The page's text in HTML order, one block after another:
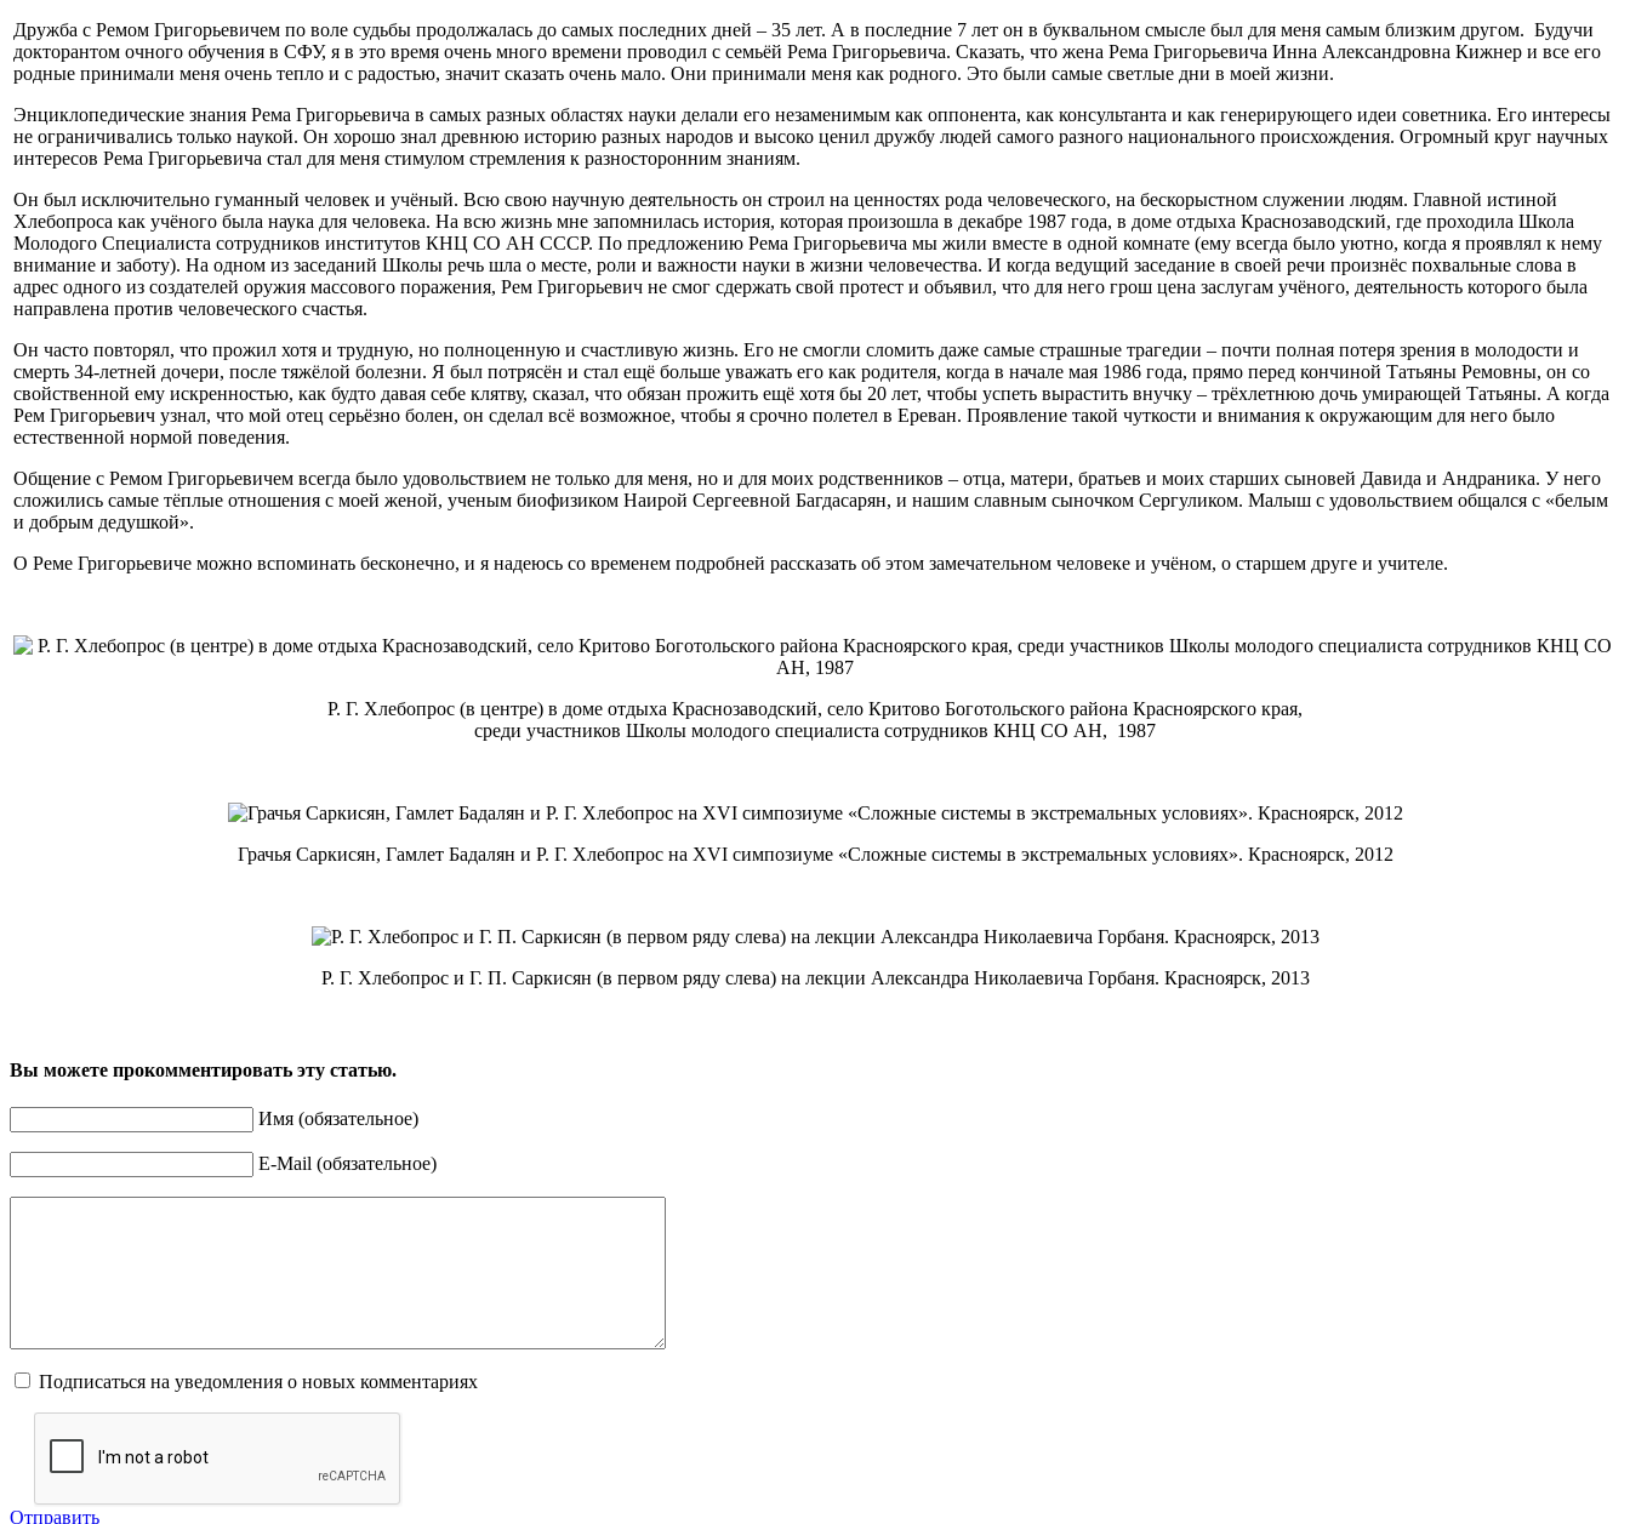
Дружба с Ремом Григорьевичем по воле судьбы продолжалась до самых последних дней – 35 лет. А в последние 7 лет он в буквальном смысле был для меня самым близким другом. Будучи
докторантом очного обучения в СФУ, я в это время очень много времени проводил с семьёй Рема Григорьевича. Сказать, что жена Рема Григорьевича Инна Александровна Кижнер и все его
родные принимали меня очень тепло и с радостью, значит сказать очень мало. Они принимали меня как родного. Это были самые светлые дни в моей жизни.
Энциклопедические знания Рема Григорьевича в самых разных областях науки делали его незаменимым как оппонента, как консультанта и как генерирующего идеи советника. Его интересы
не ограничивались только наукой. Он хорошо знал древнюю историю разных народов и высоко ценил дружбу людей самого разного национального происхождения. Огромный круг научных
интересов Рема Григорьевича стал для меня стимулом стремления к разносторонним знаниям.
Он был исключительно гуманный человек и учёный. Всю свою научную деятельность он строил на ценностях рода человеческого, на бескорыстном служении людям. Главной истиной
Хлебопроса как учёного была наука для человека. На всю жизнь мне запомнилась история, которая произошла в декабре 1987 года, в доме отдыха Краснозаводский, где проходила Школа
Молодого Специалиста сотрудников институтов КНЦ СО АН СССР. По предложению Рема Григорьевича мы жили вместе в одной комнате (ему всегда было уютно, когда я проявлял к нему
внимание и заботу). На одном из заседаний Школы речь шла о месте, роли и важности науки в жизни человечества. И когда ведущий заседание в своей речи произнёс похвальные слова в
адрес одного из создателей оружия массового поражения, Рем Григорьевич не смог сдержать свой протест и объявил, что для него грош цена заслугам учёного, деятельность которого была
направлена против человеческого счастья.
Он часто повторял, что прожил хотя и трудную, но полноценную и счастливую жизнь. Его не смогли сломить даже самые страшные трагедии – почти полная потеря зрения в молодости и
смерть 34-летней дочери, после тяжёлой болезни. Я был потрясён и стал ещё больше уважать его как родителя, когда в начале мая 1986 года, прямо перед кончиной Татьяны Ремовны, он со
свойственной ему искренностью, как будто давая себе клятву, сказал, что обязан прожить ещё хотя бы 20 лет, чтобы успеть вырастить внучку – трёхлетнюю дочь умирающей Татьяны. А когда
Рем Григорьевич узнал, что мой отец серьёзно болен, он сделал всё возможное, чтобы я срочно полетел в Ереван. Проявление такой чуткости и внимания к окружающим для него было
естественной нормой поведения.
Общение с Ремом Григорьевичем всегда было удовольствием не только для меня, но и для моих родственников – отца, матери, братьев и моих старших сыновей Давида и Андраника. У него
сложились самые тёплые отношения с моей женой, ученым биофизиком Наирой Сергеевной Багдасарян, и нашим славным сыночком Сергуликом. Малыш с удовольствием общался с «белым
и добрым дедушкой».
О Реме Григорьевиче можно вспоминать бесконечно, и я надеюсь со временем подробней рассказать об этом замечательном человеке и учёном, о старшем друге и учителе.
Р. Г. Хлебопрос (в центре) в доме отдыха Краснозаводский, село Критово Боготольского района Красноярского края,
среди участников Школы молодого специалиста сотрудников КНЦ СО АН, 1987
Грачья Саркисян, Гамлет Бадалян и Р. Г. Хлебопрос на XVI симпозиуме «Сложные системы в экстремальных условиях». Красноярск, 2012
Р. Г. Хлебопрос и Г. П. Саркисян (в первом ряду слева) на лекции Александра Николаевича Горбаня. Красноярск, 2013
Вы можете прокомментировать эту статью.
Имя (обязательное)
E-Mail (обязательное)
Подписаться на уведомления о новых комментариях
Отправить